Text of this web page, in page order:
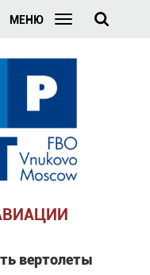
МЕНЮ
вертолеты